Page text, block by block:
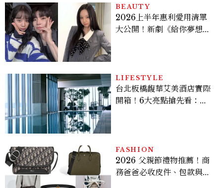
BEAUTY
2026上半年惠利愛用清單
大公開！新劇《給你夢想》
LIFESTYLE
台北板橋馥華艾美酒店實際
開箱！6大亮點搶先看：新
FASHION
2026 父親節禮物推薦！商
務爸爸必收皮件、包款與鞋